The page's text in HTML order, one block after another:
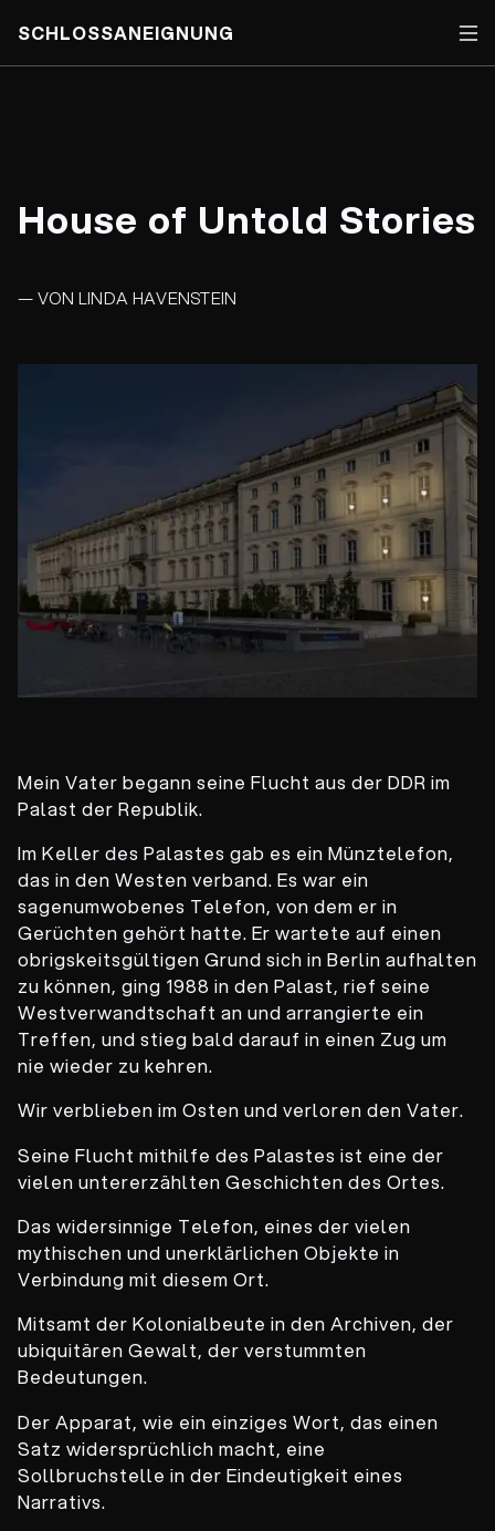
SCHLOSSANEIGNUNG
House of Untold Stories
— VON LINDA HAVENSTEIN
Mein Vater begann seine Flucht aus der DDR im
Palast der Republik.
Im Keller des Palastes gab es ein Münztelefon,
das in den Westen verband. Es war ein
sagenumwobenes Telefon, von dem er in
Gerüchten gehört hatte. Er wartete auf einen
obrigskeitsgültigen Grund sich in Berlin aufhalten
zu können, ging 1988 in den Palast, rief seine
Westverwandtschaft an und arrangierte ein
Treffen, und stieg bald darauf in einen Zug um
nie wieder zu kehren.
Wir verblieben im Osten und verloren den Vater.
Seine Flucht mithilfe des Palastes ist eine der
vielen untererzählten Geschichten des Ortes.
Das widersinnige Telefon, eines der vielen
mythischen und unerklärlichen Objekte in
Verbindung mit diesem Ort.
Mitsamt der Kolonialbeute in den Archiven, der
ubiquitären Gewalt, der verstummten
Bedeutungen.
Der Apparat, wie ein einziges Wort, das einen
Satz widersprüchlich macht, eine
Sollbruchstelle in der Eindeutigkeit eines
Narrativs.